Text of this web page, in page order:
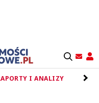
I ANALIZY